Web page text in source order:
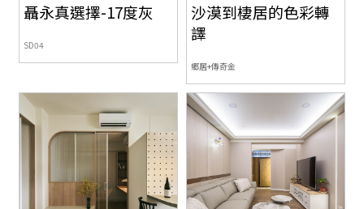
聶永真選擇-17度灰
SD04
沙漠到棲居的色彩轉
譯
鄉居+傳奇金